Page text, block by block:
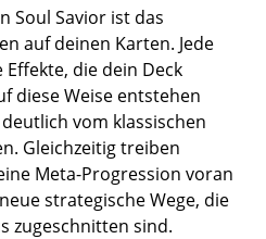
Soul Savior ist das
auf deinen Karten. Jede
die dein Deck
diese Weise entstehen
vom klassischen
Gleichzeitig treiben
Meta-Progression voran
strategische Wege, die
zugeschnitten sind.